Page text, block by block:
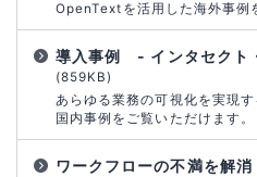
OpenTextを活用した海外事例
導入事例 - インタセクト
(859KB)
あらゆる業務の可視化を実現
国内事例をご覧いただけます。
ワークフローの不満を解